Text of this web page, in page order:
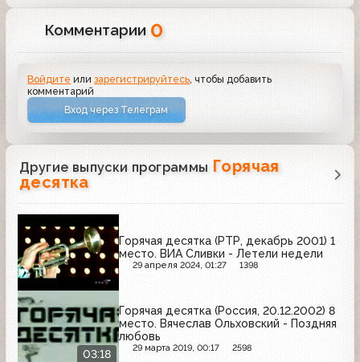
Комментарии 0
Войдите илизарегистрируйтесь , чтобы добавить
комментарий
Вход через Телеграм
Другие выпуски программы Горячая
десятка
Горячая десятка (РТР, декабрь 2001) 1
место. ВИА Сливки - Летели недели
29 апреля 2024, 01:27 1398
03:18
Горячая десятка (Россия, 20.12.2002) 8
место. Вячеслав Ольховский - Поздняя
любовь
29 марта 2019, 00:17 2598